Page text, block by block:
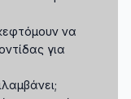
να
για